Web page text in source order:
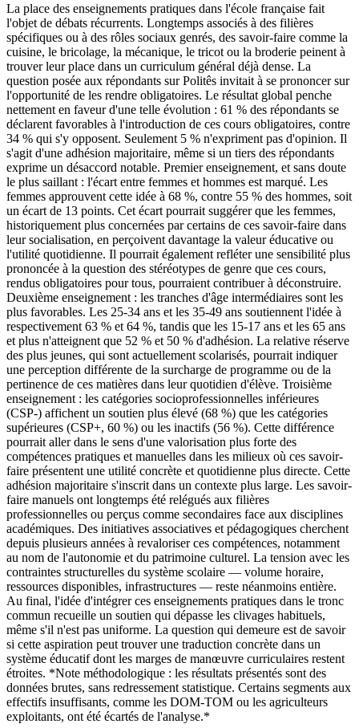
La place des enseignements pratiques dans l'école française fait
l'objet de débats récurrents. Longtemps associés à des filières
spécifiques ou à des rôles sociaux genrés, des savoir-faire comme la
cuisine, le bricolage, la mécanique, le tricot ou la broderie peinent à
trouver leur place dans un curriculum général déjà dense. La
question posée aux répondants sur Politês invitait à se prononcer sur
l'opportunité de les rendre obligatoires. Le résultat global penche
nettement en faveur d'une telle évolution : 61 % des répondants se
déclarent favorables à l'introduction de ces cours obligatoires, contre
34 % qui s'y opposent. Seulement 5 % n'expriment pas d'opinion. Il
s'agit d'une adhésion majoritaire, même si un tiers des répondants
exprime un désaccord notable. Premier enseignement, et sans doute
le plus saillant : l'écart entre femmes et hommes est marqué. Les
femmes approuvent cette idée à 68 %, contre 55 % des hommes, soit
un écart de 13 points. Cet écart pourrait suggérer que les femmes,
historiquement plus concernées par certains de ces savoir-faire dans
leur socialisation, en perçoivent davantage la valeur éducative ou
l'utilité quotidienne. Il pourrait également refléter une sensibilité plus
prononcée à la question des stéréotypes de genre que ces cours,
rendus obligatoires pour tous, pourraient contribuer à déconstruire.
Deuxième enseignement : les tranches d'âge intermédiaires sont les
plus favorables. Les 25-34 ans et les 35-49 ans soutiennent l'idée à
respectivement 63 % et 64 %, tandis que les 15-17 ans et les 65 ans
et plus n'atteignent que 52 % et 50 % d'adhésion. La relative réserve
des plus jeunes, qui sont actuellement scolarisés, pourrait indiquer
une perception différente de la surcharge de programme ou de la
pertinence de ces matières dans leur quotidien d'élève. Troisième
enseignement : les catégories socioprofessionnelles inférieures
(CSP-) affichent un soutien plus élevé (68 %) que les catégories
supérieures (CSP+, 60 %) ou les inactifs (56 %). Cette différence
pourrait aller dans le sens d'une valorisation plus forte des
compétences pratiques et manuelles dans les milieux où ces savoir-
faire présentent une utilité concrète et quotidienne plus directe. Cette
adhésion majoritaire s'inscrit dans un contexte plus large. Les savoir-
faire manuels ont longtemps été relégués aux filières
professionnelles ou perçus comme secondaires face aux disciplines
académiques. Des initiatives associatives et pédagogiques cherchent
depuis plusieurs années à revaloriser ces compétences, notamment
au nom de l'autonomie et du patrimoine culturel. La tension avec les
contraintes structurelles du système scolaire — volume horaire,
ressources disponibles, infrastructures — reste néanmoins entière.
Au final, l'idée d'intégrer ces enseignements pratiques dans le tronc
commun recueille un soutien qui dépasse les clivages habituels,
même s'il n'est pas uniforme. La question qui demeure est de savoir
si cette aspiration peut trouver une traduction concrète dans un
système éducatif dont les marges de manœuvre curriculaires restent
étroites. *Note méthodologique : les résultats présentés sont des
données brutes, sans redressement statistique. Certains segments aux
effectifs insuffisants, comme les DOM-TOM ou les agriculteurs
exploitants, ont été écartés de l'analyse.*